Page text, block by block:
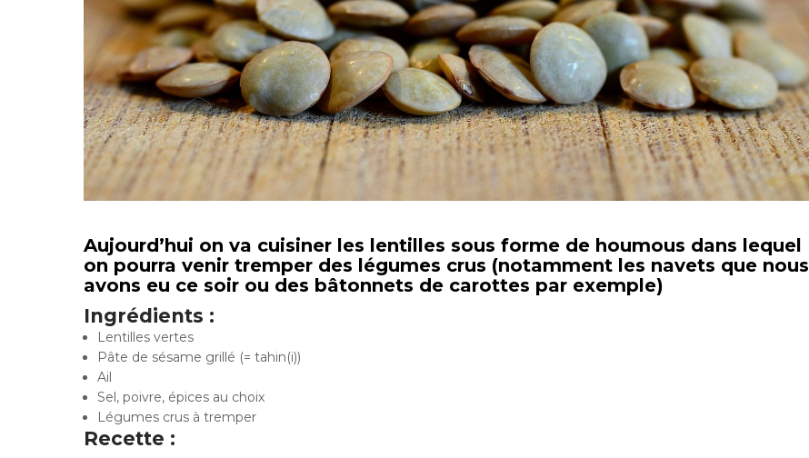
Aujourd’hui on va cuisiner les lentilles sous forme de houmous dans lequel
on pourra venir tremper des légumes crus (notamment les navets que nous
avons eu ce soir ou des bâtonnets de carottes par exemple)
Ingrédients :
Lentilles vertes
Pâte de sésame grillé (= tahin(i))
Ail
Sel, poivre, épices au choix
Légumes crus à tremper
Recette :